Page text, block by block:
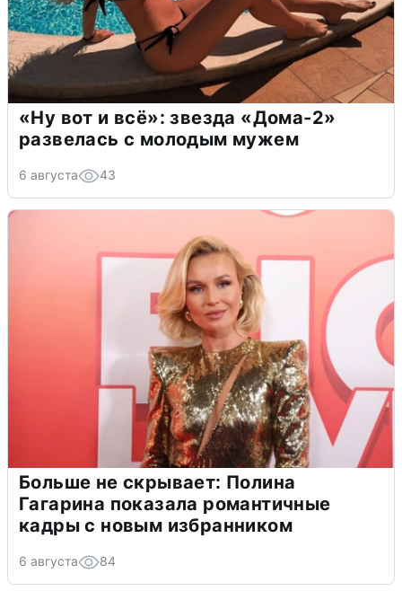
«Ну вот и всё»: звезда «Дома-2»
развелась с молодым мужем
6 августа 43
Больше не скрывает: Полина
Гагарина показала романтичные
кадры с новым избранником
6 августа 84